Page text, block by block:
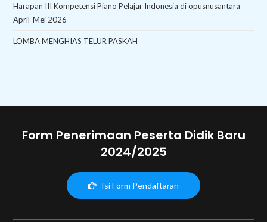
Harapan III Kompetensi Piano Pelajar Indonesia di opusnusantara
April-Mei 2026
LOMBA MENGHIAS TELUR PASKAH
Form Penerimaan Peserta Didik Baru
2024/2025
Isi Form Pendaftaran